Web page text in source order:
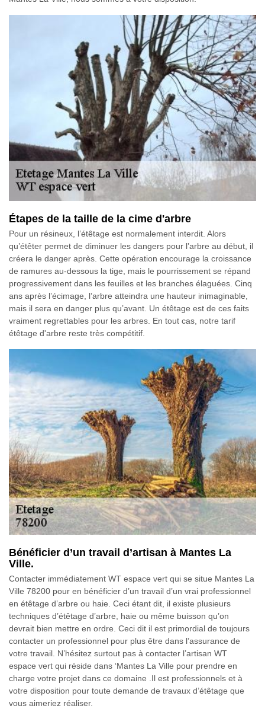
Étapes de la taille de la cime d'arbre
Pour un résineux, l’étêtage est normalement interdit. Alors
qu’étêter permet de diminuer les dangers pour l’arbre au début, il
créera le danger après. Cette opération encourage la croissance
de ramures au-dessous la tige, mais le pourrissement se répand
progressivement dans les feuilles et les branches élaguées. Cinq
ans après l’écimage, l’arbre atteindra une hauteur inimaginable,
mais il sera en danger plus qu’avant. Un étêtage est de ces faits
vraiment regrettables pour les arbres. En tout cas, notre tarif
étêtage d'arbre reste très compétitif.
Bénéficier d’un travail d’artisan à Mantes La
Ville.
Contacter immédiatement WT espace vert qui se situe Mantes La
Ville 78200 pour en bénéficier d’un travail d’un vrai professionnel
en étêtage d’arbre ou haie. Ceci étant dit, il existe plusieurs
techniques d’étêtage d’arbre, haie ou même buisson qu’on
devrait bien mettre en ordre. Ceci dit il est primordial de toujours
contacter un professionnel pour plus être dans l’assurance de
votre travail. N’hésitez surtout pas à contacter l’artisan WT
espace vert qui réside dans ‘Mantes La Ville pour prendre en
charge votre projet dans ce domaine .Il est professionnels et à
votre disposition pour toute demande de travaux d’étêtage que
vous aimeriez réaliser.